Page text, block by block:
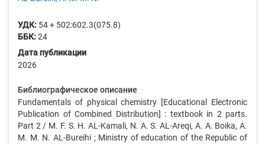
УДК: 54 + 502:602.3(075.8)
ББК:24
Дата публикации
2026
Библиографическое описание
Fundamentals of physical chemistry [Educational Electronic
Publication of Combined Distribution] : textbook in 2 parts.
Part 2 / M. F. S. H. AL-Kamali, N. A. S. AL-Areqi, A. A. Boika, A.
M. M. N. AL-Bureihi ; Ministry of education of the Republic of